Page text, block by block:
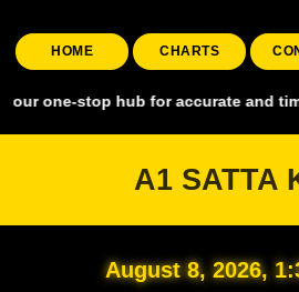
HOME CHARTS
hub for accurate and timely Delhi
A1 SATTA
August 8, 2026,